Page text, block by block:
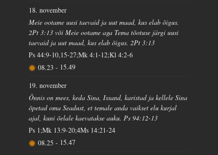
18. november
Meie ootame uusi taevaid ja uut maad, kus elab õigus.
2Pt 3:13 või Meie ootame aga Tema tõotuse järgi uusi
taevaid ja uut maad, kus elab õigus. 2Pt 3:13
Ps 44:9-10,15-27;Mk 4:1-12;Kl 4:2-6
08.23 - 15.49
19. november
Õnnis on mees, keda Sina, Issand, karistad ja kellele Sina
õpetad oma Seadust, et temale anda vaikset elu kurjal
ajal, kuni õelale kaevatakse auku. Ps 94:12-13
Ps 1;Mk 13:9-20;4Ms 14:21-24
08.25 - 15.47